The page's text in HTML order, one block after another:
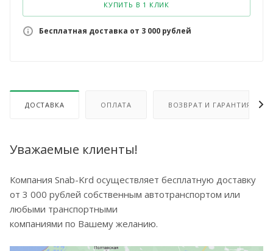
КУПИТЬ В 1 КЛИК
Бесплатная доставка от 3 000 рублей
ДОСТАВКА ОПЛАТА ВОЗВРАТ И ГАРАНТИЯ
Уважаемые клиенты!
Компания Snab-Krd осуществляет бесплатную доставку
от 3 000 рублей собственным автотранспортом или
любыми транспортными
компаниями по Вашему желанию.